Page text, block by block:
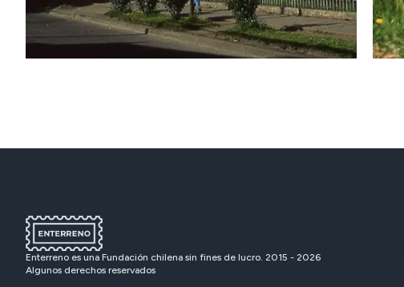
Enterreno es una Fundación chilena sin fines de lucro. 2015 - 2026
Algunos derechos reservados